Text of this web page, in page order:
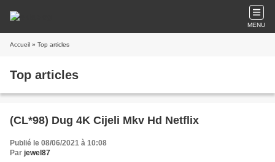
MENU
Accueil » Top articles
Top articles
(CL*98) Dug 4K Cijeli Mkv Hd Netflix
Publié le 08/06/2021 à 10:08
Par jewel87